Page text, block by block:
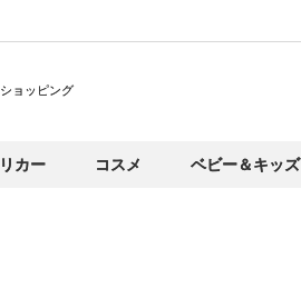
ョッピング
リカー コスメ ベビー＆キッズ